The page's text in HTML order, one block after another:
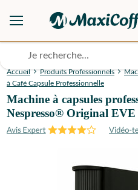
Accueil Produits Professionnels
à Café Capsule Professionnelle
Machine à capsules
Nespresso® Original